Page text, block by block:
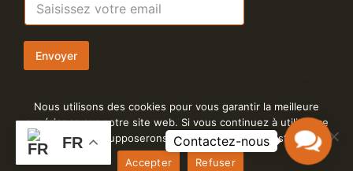
Envoyer
© 2024 Tass Xibaar
FR
Nous utilisons des cookies pour vous garantir la meilleure
expérience sur notre site web. Si vous continuez à utiliser ce
site, nous supposerons que vous en êtes satisfait.
Accepter
Refuser
Contact
Us